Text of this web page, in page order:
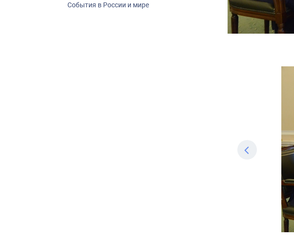
События в России и мире